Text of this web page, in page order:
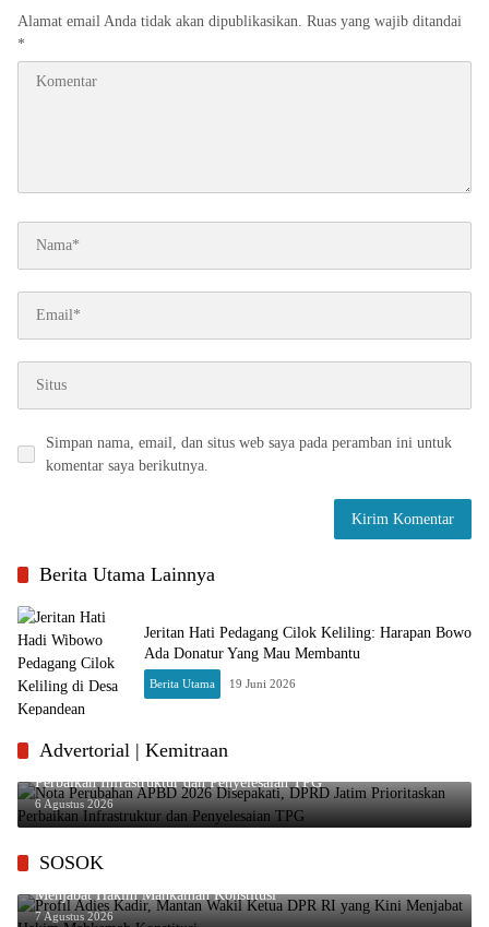
Alamat email Anda tidak akan dipublikasikan. Ruas yang wajib ditandai
*
Simpan nama, email, dan situs web saya pada peramban ini untuk
komentar saya berikutnya.
Berita Utama Lainnya
Jeritan Hati Pedagang Cilok Keliling: Harapan Bowo
Ada Donatur Yang Mau Membantu
Berita Utama 19 Juni 2026
Advertorial | Kemitraan
Nota Perubahan APBD 2026 Disepakati, DPRD Jatim Prioritaskan
Perbaikan Infrastruktur dan Penyelesaian TPG
6 Agustus 2026
SOSOK
Profil Adies Kadir, Mantan Wakil Ketua DPR RI yang Kini
Menjabat Hakim Mahkamah Konstitusi
7 Agustus 2026